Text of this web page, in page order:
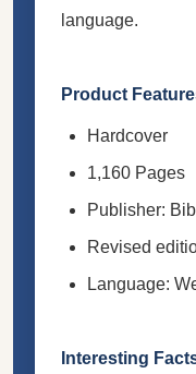
language.
Product
Hardcover
1,160 Pages
Publisher:
Revised
Language:
Interesting